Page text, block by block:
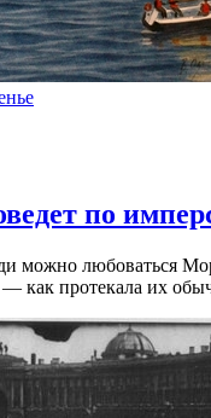
по
можно любоваться
протекала их